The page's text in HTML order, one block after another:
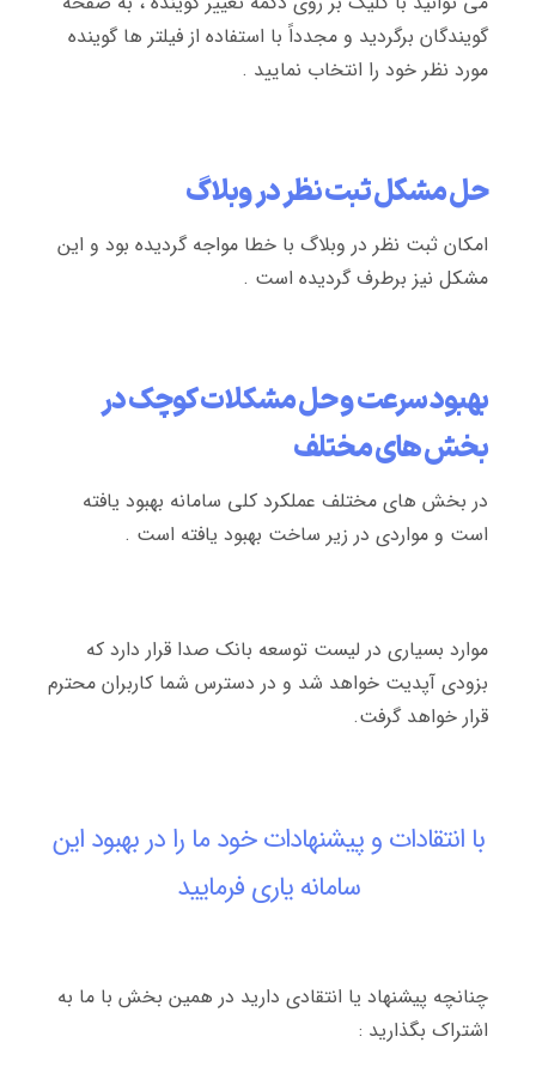
گویندگان برگردید و مجدداً با استفاده از فیلتر ها گوینده
مورد نظر خود را انتخاب نمایید .
حل مشکل ثبت نظر در وبلاگ
امکان ثبت نظر در وبلاگ با خطا مواجه گردیده بود و این
مشکل نیز برطرف گردیده است .
بهبود سرعت و حل مشکلات کوچک در
بخش های مختلف
در بخش های مختلف عملکرد کلی سامانه بهبود یافته
است و مواردی در زیر ساخت بهبود یافته است .
موارد بسیاری در لیست توسعه بانک صدا قرار دارد که
بزودی آپدیت خواهد شد و در دسترس شما کاربران محترم
قرار خواهد گرفت.
با انتقادات و پیشنهادات خود ما را در بهبود این
سامانه یاری فرمایید
چنانچه پیشنهاد یا انتقادی دارید در همین بخش با ما به
اشتراک بگذارید :